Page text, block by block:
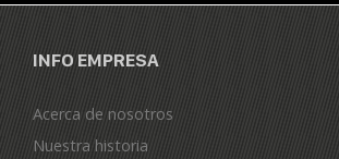
INFO EMPRESA
Acerca de nosotros
Nuestra historia